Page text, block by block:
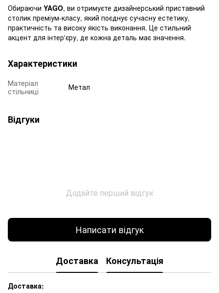
Обираючи YAGO, ви отримуєте дизайнерський приставний
столик преміум-класу, який поєднує сучасну естетику,
практичність та високу якість виконання. Це стильний
акцент для інтер'єру, де кожна деталь має значення.
Характеристики
Матеріал
стільниці
Метал
Відгуки
Додайте перший відгук
Написати відгук
Доставка Консультація
Доставка: